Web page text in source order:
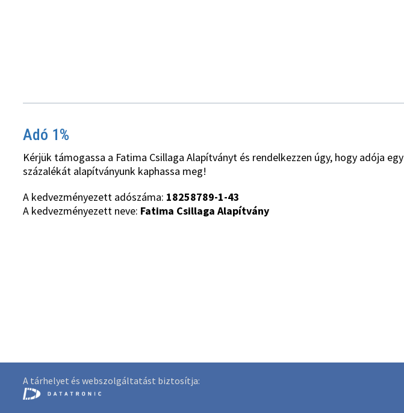
Adó 1%
Kérjük támogassa a Fatima Csillaga Alapítványt és rendelkezzen úgy, hogy adója egy
százalékát alapítványunk kaphassa meg!
A kedvezményezett adószáma: 18258789-1-43
A kedvezményezett neve: Fatima Csillaga Alapítvány
A tárhelyet és webszolgáltatást biztosítja: